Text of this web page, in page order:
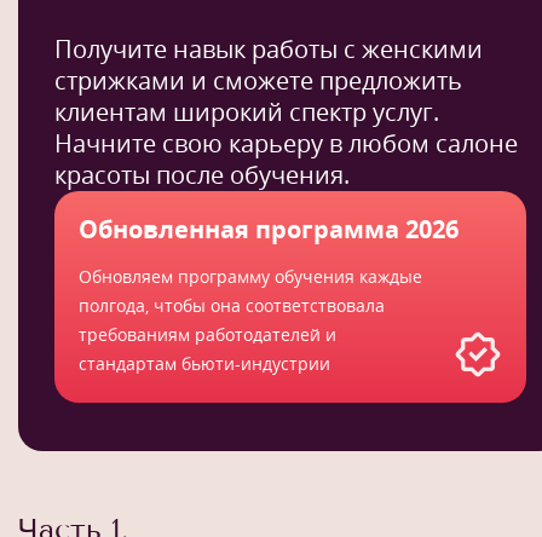
Получите навык работы с женскими
стрижками и сможете предложить
клиентам широкий спектр услуг.
Начните свою карьеру в любом салоне
красоты после обучения.
Обновленная программа 2026
Обновляем программу обучения каждые
полгода, чтобы она соответствовала
требованиям работодателей и
стандартам бьюти-индустрии
Часть 1.